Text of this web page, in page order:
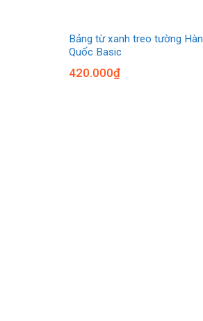
Bảng từ xanh treo tường Hàn
Quốc Basic
420.000₫